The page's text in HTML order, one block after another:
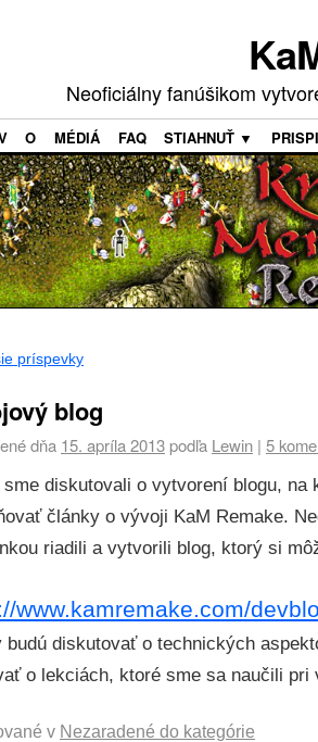
Neoficiálny fanúšikom
O MÉDIÁ FAQ STIAHNUŤ ▼
príspevky
blog
dňa 15. apríla 2013 podľa Lewin | 5
diskutovali o vytvorení blogu, na
články o vývoji KaM Remake.
riadili a vytvorili blog, ktorý si
www.kamremake.com/
budú diskutovať o technických
o lekciách, ktoré sme sa naučili pri
v Nezaradené do kategórie